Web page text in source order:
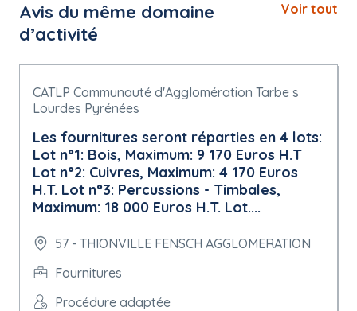
Avis du même domaine
d’activité
Voir tout
CATLP Communauté d'Agglomération Tarbe s
Lourdes Pyrénées
Les fournitures seront réparties en 4 lots:
Lot n°1: Bois, Maximum: 9 170 Euros H.T
Lot n°2: Cuivres, Maximum: 4 170 Euros
H.T. Lot n°3: Percussions - Timbales,
Maximum: 18 000 Euros H.T. Lot....
57 - THIONVILLE FENSCH AGGLOMERATION
Fournitures
Procédure adaptée